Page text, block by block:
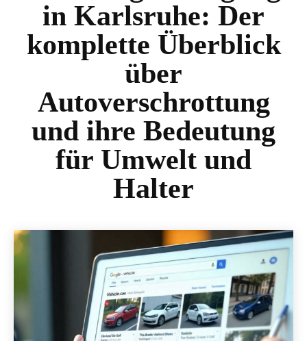
in Karlsruhe: Der
komplette Überblick
über
Autoverschrottung
und ihre Bedeutung
für Umwelt und
Halter